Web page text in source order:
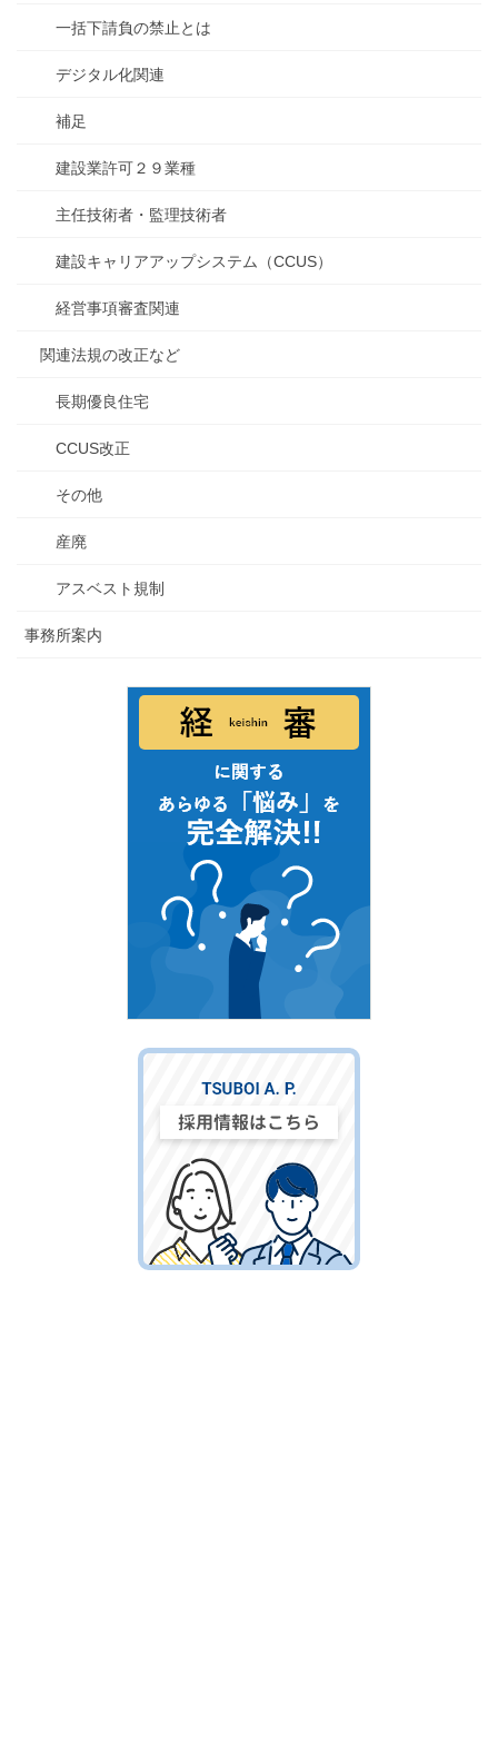
一括下請負の禁止とは
デジタル化関連
補足
建設業許可２９業種
主任技術者・監理技術者
建設キャリアアップシステム（CCUS）
経営事項審査関連
関連法規の改正など
長期優良住宅
CCUS改正
その他
産廃
アスベスト規制
事務所案内